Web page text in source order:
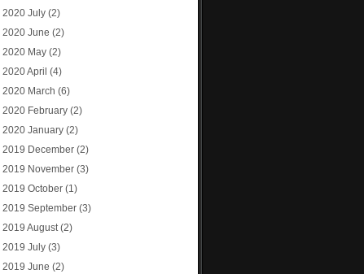
2020 July (2)
2020 June (2)
2020 May (2)
2020 April (4)
2020 March (6)
2020 February (2)
2020 January (2)
2019 December (2)
2019 November (3)
2019 October (1)
2019 September (3)
2019 August(2)
2019 July (3)
2019 June (2)